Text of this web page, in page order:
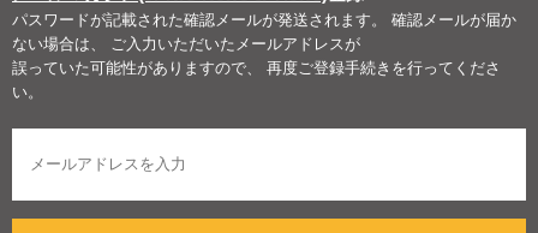
パスワードが記載された確認メールが発送されます。 確認メールが届か
ない場合は、 ご入力いただいたメールアドレスが
誤っていた可能性がありますので、 再度ご登録手続きを行ってくださ
い。